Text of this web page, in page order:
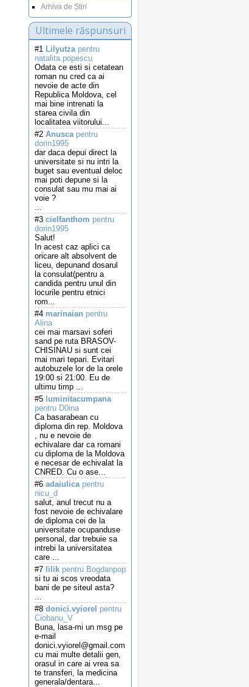
Arhiva de Știri
Ultimele răspunsuri
#1 Lilyutzapentru
natalita.popescu
Odata ce esti si cetatean
roman nu cred ca ai
nevoie de acte din
Republica Moldova, cel
mai bine intrenati la
starea civila din
localitatea viitorului...
#2 Anuscapentru
dorin1995
dar daca depui direct la
universitate si nu intri la
buget sau eventual deloc
mai poti depune si la
consulat sau mu mai ai
voie ?
...
#3 cielfanthom pentru
dorin1995
Salut!
In acest caz aplici ca
oricare alt absolvent de
liceu, depunand dosarul
la consulat(pentru a
candida pentru unul din
locurile pentru etnici
rom...
#4 marinaian pentru
Alina
cei mai marsavi soferi
sand pe ruta BRASOV-
CHISINAU si sunt cei
mai mari tepari. Evitari
autobuzele lor de la orele
19:00 si 21:00. Eu de
ultimu timp ...
#5 luminitacumpana
pentru D0ina
Ca basarabean cu
diploma din rep. Moldova
, nu e nevoie de
echivalare dar ca romani
cu diploma de la Moldova
e necesar de echivalat la
CNRED. Cu o ase...
#6 adaiulicapentru
nicu_d
salut, anul trecut nu a
fost nevoie de echivalare
de diploma cei de la
universitate ocupanduse
personal, dar trebuie sa
intrebi la universitatea
care ...
#7 lilik pentru Bogdanpop
si tu ai scos vreodata
bani de pe siteul asta?
...
#8 donici.vyiorel pentru
Ciobanu_V
Buna, lasa-mi un msg pe
e-mail
donici.vyiorel@gmail.com
cu mai multe detalii gen,
orasul in care ai vrea sa
te transferi, la medicina
generala/dentara...